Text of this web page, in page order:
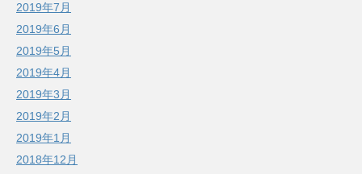
2019年7月
2019年6月
2019年5月
2019年4月
2019年3月
2019年2月
2019年1月
2018年12月